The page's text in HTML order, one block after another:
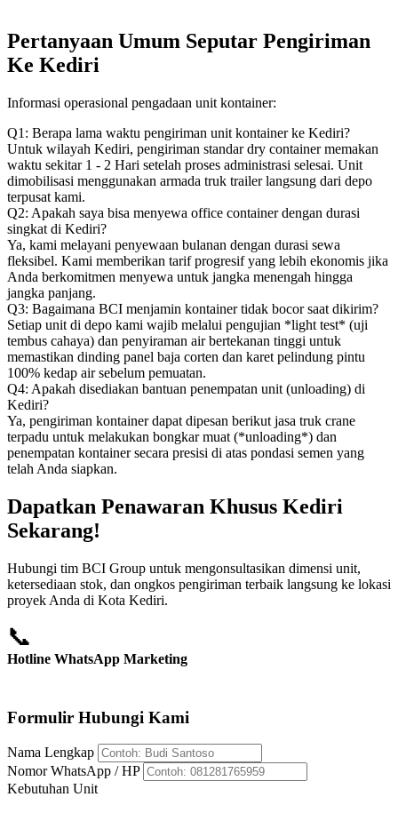
Pertanyaan Umum Seputar Pengiriman
Ke Kediri
Informasi operasional pengadaan unit kontainer:
Q1: Berapa lama waktu pengiriman unit kontainer ke Kediri?
Untuk wilayah Kediri, pengiriman standar dry container memakan
waktu sekitar 1 - 2 Hari setelah proses administrasi selesai. Unit
dimobilisasi menggunakan armada truk trailer langsung dari depo
terpusat kami.
Q2: Apakah saya bisa menyewa office container dengan durasi
singkat di Kediri?
Ya, kami melayani penyewaan bulanan dengan durasi sewa
fleksibel. Kami memberikan tarif progresif yang lebih ekonomis jika
Anda berkomitmen menyewa untuk jangka menengah hingga
jangka panjang.
Q3: Bagaimana BCI menjamin kontainer tidak bocor saat dikirim?
Setiap unit di depo kami wajib melalui pengujian *light test* (uji
tembus cahaya) dan penyiraman air bertekanan tinggi untuk
memastikan dinding panel baja corten dan karet pelindung pintu
100% kedap air sebelum pemuatan.
Q4: Apakah disediakan bantuan penempatan unit (unloading) di
Kediri?
Ya, pengiriman kontainer dapat dipesan berikut jasa truk crane
terpadu untuk melakukan bongkar muat (*unloading*) dan
penempatan kontainer secara presisi di atas pondasi semen yang
telah Anda siapkan.
Dapatkan Penawaran Khusus Kediri
Sekarang!
Hubungi tim BCI Group untuk mengonsultasikan dimensi unit,
ketersediaan stok, dan ongkos pengiriman terbaik langsung ke lokasi
proyek Anda di Kota Kediri.
📞
Hotline WhatsApp Marketing
Formulir Hubungi Kami
Nama Lengkap
Nomor WhatsApp / HP
Kebutuhan Unit